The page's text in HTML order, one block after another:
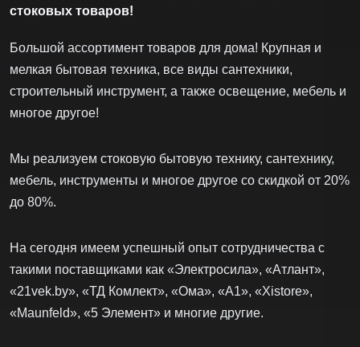
стоковых товаров!
Большой ассортимент товаров для дома! Крупная и
мелкая бытовая техника, все виды сантехники,
строительный инструмент, а также освещение, мебель и
многое другое!
Мы реализуем стоковую бытовую технику, сантехнику,
мебель, инструменты и многое другое со скидкой от 20%
до 80%.
На сегодня имеем успешный опыт сотрудничества с
такими поставщиками как «Электросила», «Атлант»,
«21vek.by», «ТД Комлект», «Ома», «А1», «Xistore»,
«Maunfeld», «5 Элемент» и многие другие.